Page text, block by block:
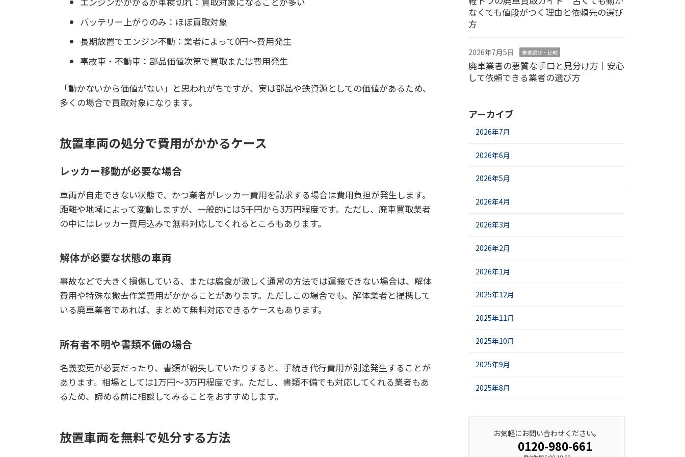
バッテリー上がりのみ：ほぼ買取対象
長期放置でエンジン不動：業者によって0円〜費用発生
事故車・不動車：部品価値次第で買取または費用発生
「動かないから価値がない」と思われがちですが、実は部品や鉄資源としての価値があるため、
多くの場合で買取対象になります。
放置車両の処分で費用がかかるケース
レッカー移動が必要な場合
車両が自走できない状態で、かつ業者がレッカー費用を請求する場合は費用負担が発生します。
距離や地域によって変動しますが、一般的には5千円から3万円程度です。ただし、廃車買取業者
の中にはレッカー費用込みで無料対応してくれるところもあります。
解体が必要な状態の車両
事故などで大きく損傷している、または腐食が激しく通常の方法では運搬できない場合は、解体
費用や特殊な撤去作業費用がかかることがあります。ただしこの場合でも、解体業者と提携して
いる廃車業者であれば、まとめて無料対応できるケースもあります。
所有者不明や書類不備の場合
名義変更が必要だったり、書類が紛失していたりすると、手続き代行費用が別途発生することが
あります。相場としては1万円〜3万円程度です。ただし、書類不備でも対応してくれる業者もあ
るため、諦める前に相談してみることをおすすめします。
放置車両を無料で処分する方法
なくても値段がつく理由と依頼先の選び
方
2026年7月5日 業者選び・比較
廃車業者の悪質な手口と見分け方｜安心
して依頼できる業者の選び方
アーカイブ
2026年7月
2026年6月
2026年5月
2026年4月
2026年3月
2026年2月
2026年1月
2025年12月
2025年11月
2025年10月
2025年9月
2025年8月
お気軽にお問い合わせください。
0120-980-661